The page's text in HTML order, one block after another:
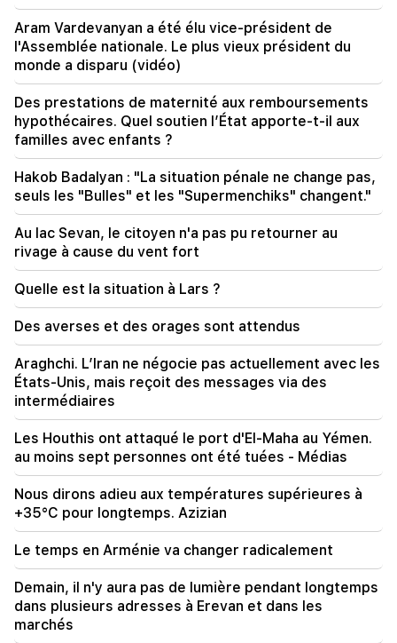
À la suite de fortes pluies, un éboulement s'est
produit sur l'autoroute Yeghegis-Hermon. c'est
devenu infranchissable
18:35
Le Patriarcat arménien de Turquie soutient le
Catholicos de tous les Arméniens
18:14
Aram Vardevanyan a été élu vice-président de
l'Assemblée nationale. Le plus vieux président
du monde a disparu (vidéo)
17:58
Des prestations de maternité aux
remboursements hypothécaires. Quel soutien
l’État apporte-t-il aux familles avec enfants ?
17:48 Important
Le Ministère des Affaires étrangères a envoyé à
l'épouse de Ruben Vardanyan une proposition
17:13
Les autorités marocaines ont autorisé les
migrants à traverser la frontière avec l'Espagne
par bateau
Image : Des traces d'ADN ont été trouvées sur
un drone à l'aéroport de Leipzig, en Allemagne
15:51
Armen Ayvazyan à propos de son livre. "Les
Aram Vardevanyan a été élu vice-président de
l'Assemblée nationale. Le plus vieux président du
monde a disparu (vidéo)
Des prestations de maternité aux remboursements
hypothécaires. Quel soutien l’État apporte-t-il aux
familles avec enfants ?
Hakob Badalyan : "La situation pénale ne change pas,
seuls les "Bulles" et les "Supermenchiks" changent."
Au lac Sevan, le citoyen n'a pas pu retourner au
rivage à cause du vent fort
Quelle est la situation à Lars ?
Des averses et des orages sont attendus
Araghchi. L’Iran ne négocie pas actuellement avec les
États-Unis, mais reçoit des messages via des
intermédiaires
Les Houthis ont attaqué le port d'El-Maha au Yémen.
au moins sept personnes ont été tuées - Médias
Nous dirons adieu aux températures supérieures à
+35°C pour longtemps. Azizian
Le temps en Arménie va changer radicalement
Demain, il n'y aura pas de lumière pendant longtemps
dans plusieurs adresses à Erevan et dans les
marchés